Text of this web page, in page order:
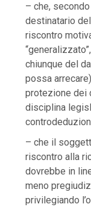
– che, secondo
destinatario
riscontro
chiunque del
possa
protezione dei
disciplina
– che il
riscontro alla
dovrebbe in
meno
privilegiando